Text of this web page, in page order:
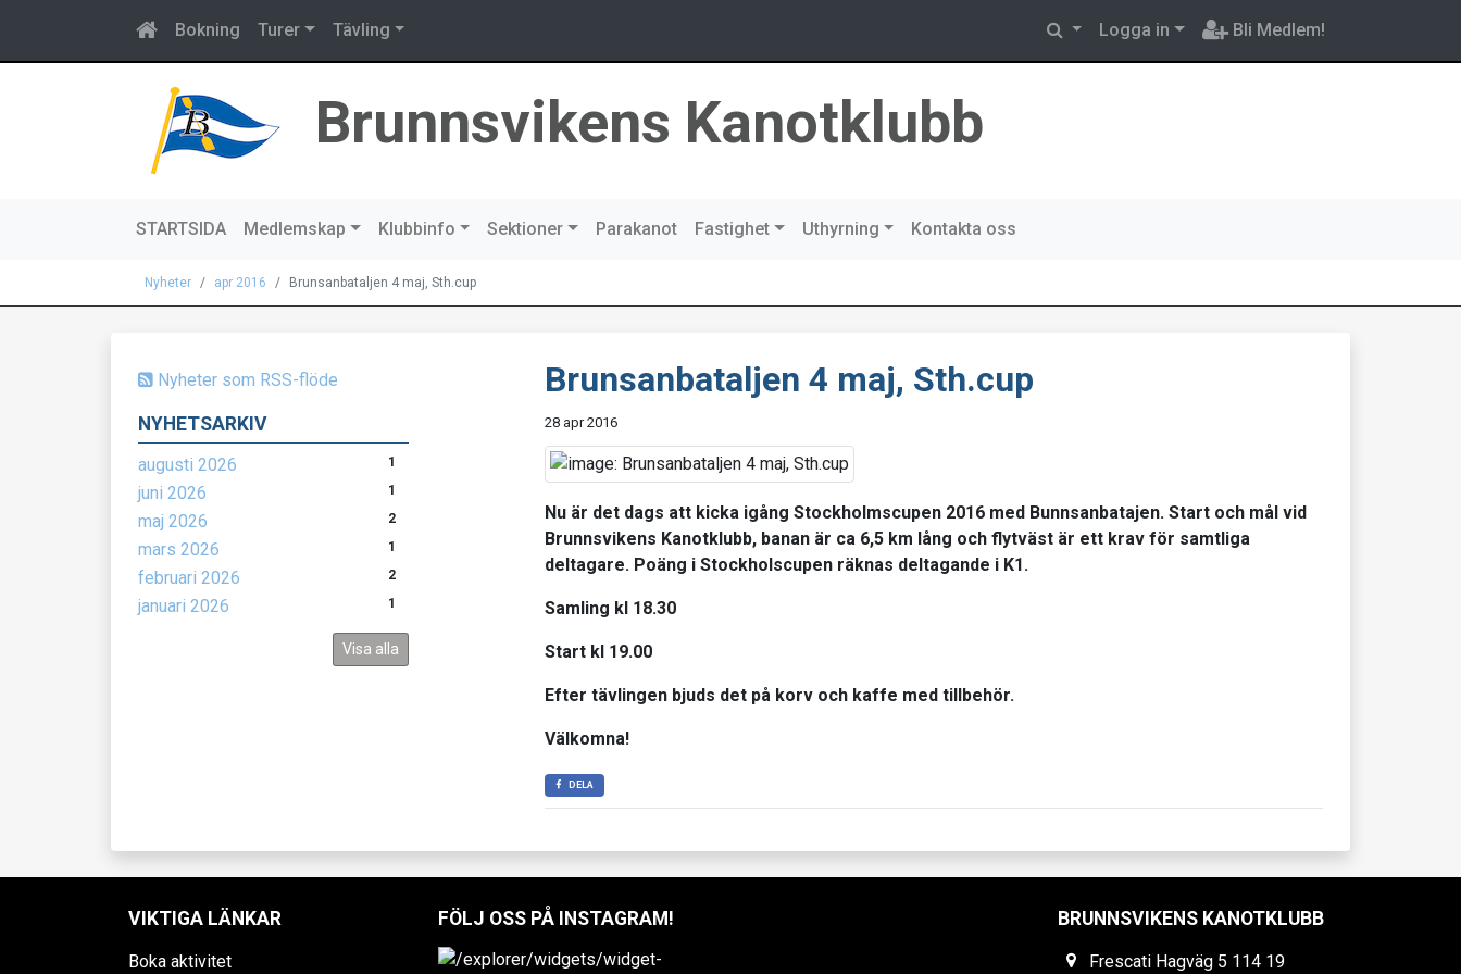
Bokning Turer Tävling Logga in Bli Medlem!
Brunnsvikens Kanotklubb
STARTSIDA Medlemskap Klubbinfo Sektioner Parakanot Fastighet Uthyrning Kontakta oss
Nyheter apr 2016 Brunsanbataljen 4 maj, Sth.cup
Nyheter som RSS-flöde
NYHETSARKIV
augusti 2026 1
juni 2026 1
maj 2026 2
mars 2026 1
februari 2026 2
januari 2026 1
Visa alla
Brunsanbataljen 4 maj, Sth.cup
28 apr 2016
Nu är det dags att kicka igång Stockholmscupen 2016 med Bunnsanbatajen. Start och mål vid
Brunnsvikens Kanotklubb, banan är ca 6,5 km lång och flytväst är ett krav för samtliga
deltagare. Poäng i Stockholscupen räknas deltagande i K1.
Samling kl 18.30
Start kl 19.00
Efter tävlingen bjuds det på korv och kaffe med tillbehör.
Välkomna!
DELA
VIKTIGA LÄNKAR
Boka aktivitet
FÖLJ OSS PÅ INSTAGRAM! BRUNNSVIKENS KANOTKLUBB
Frescati Hagväg 5 114 19